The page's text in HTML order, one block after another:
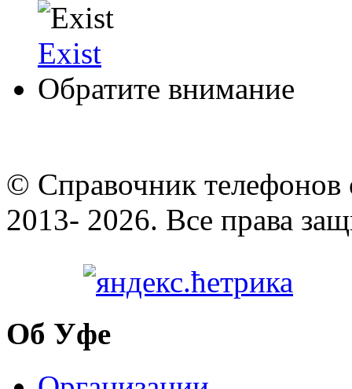
Exist
Обратите внимание
© Cправочник телефонов
2013- 2026. Все права
Об Уфе